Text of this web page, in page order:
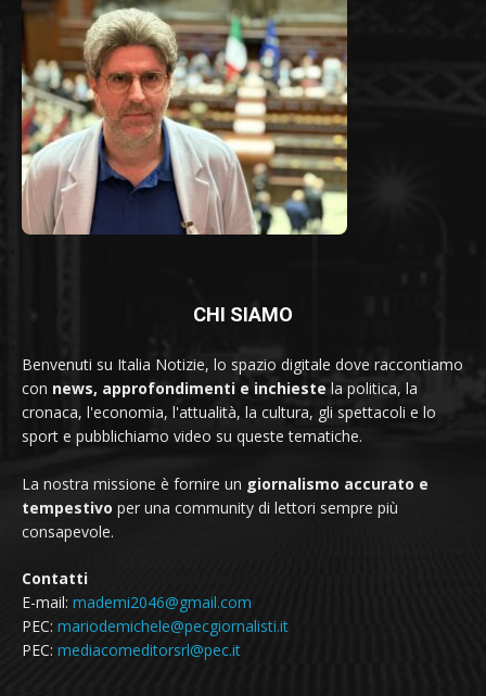
CHI SIAMO
Benvenuti su Italia Notizie, lo spazio digitale dove raccontiamo
con news, approfondimenti e inchieste la politica, la
cronaca, l'economia, l'attualità, la cultura, gli spettacoli e lo
sport e pubblichiamo video su queste tematiche.
La nostra missione è fornire un giornalismo accurato e
tempestivo per una community di lettori sempre più
consapevole.
Contatti
E-mail: mademi2046@gmail.com
PEC: mariodemichele@pecgiornalisti.it
PEC: mediacomeditorsrl@pec.it